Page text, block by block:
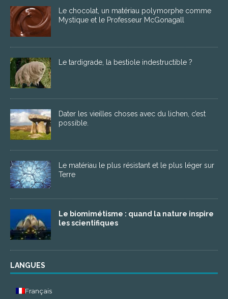
Le chocolat, un matériau polymorphe comme
Mystique et le Professeur McGonagall
Le tardigrade, la bestiole indestructible ?
Dater les vieilles choses avec du lichen, c’est
possible.
Le matériau le plus résistant et le plus léger sur
Terre
Le biomimétisme : quand la nature inspire
les scientifiques
LANGUES
Français